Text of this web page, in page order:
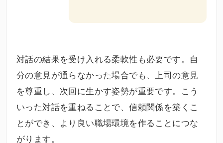
対話の結果を受け入れる柔軟性も必要です。自
分の意見が通らなかった場合でも、上司の意見
を尊重し、次回に生かす姿勢が重要です。こう
いった対話を重ねることで、信頼関係を築くこ
とができ、より良い職場環境を作ることにつな
がります。